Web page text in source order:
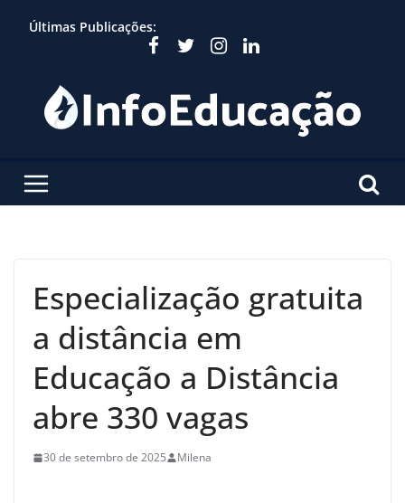
Últimas Publicações:
Especialização gratuita
a distância em
Educação a Distância
abre 330 vagas
30 de setembro de 2025 Milena